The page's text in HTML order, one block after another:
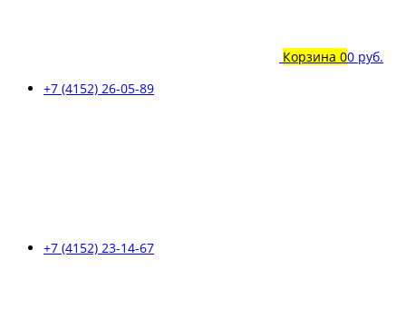
Корзина 00 руб.
+7 (4152) 26-05-89
+7 (4152) 23-14-67